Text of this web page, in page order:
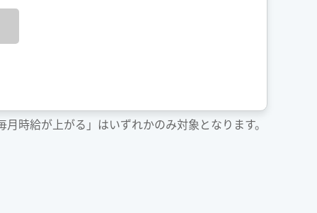
時給が上がる」はいずれかのみ対象となります。